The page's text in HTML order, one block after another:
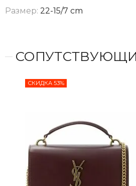
Размер: 22-15/7 cm
СКИДКА 53%